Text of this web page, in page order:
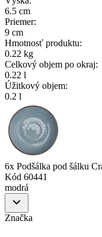
6.5 cm
Priemer:
9 cm
Hmotnosť produktu:
0.22 kg
Celkový objem po okraj:
0.22 l
Úžitkový objem:
0.2 l
6x Podšálka pod šálku
Kód 60441
modrá
Značka